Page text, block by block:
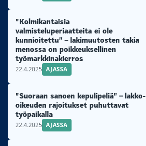
”Kolmikantaisia
valmisteluperiaatteita ei ole
kunnioitettu” – lakimuutosten takia
menossa on poikkeuksellinen
työmarkkinakierros
22.4.2025 AJASSA
”Suoraan sanoen kepulipeliä” – lakko-
oikeuden rajoitukset puhuttavat
työpaikalla
22.4.2025 AJASSA